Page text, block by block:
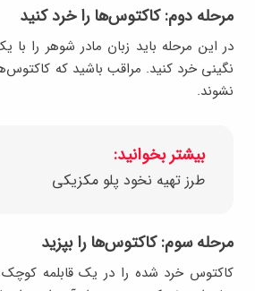
مرحله دوم: کاکتوس‌ها را خرد کنید
در این مرحله باید زبان مادر شوهر را
نگینی خرد کنید. مراقب باشید که
نشوند.
بیشتر بخوانید:
طرز تهیه نخود پلو مکزیکی
مرحله سوم: کاکتوس‌ها را بپزید
کاکتوس خرد شده را در یک قابلمه